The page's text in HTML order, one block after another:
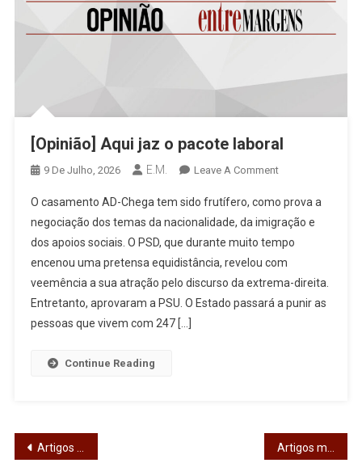
[Opinião] Aqui jaz o pacote laboral
9 De Julho, 2026 E.M. Leave A CommentOn
Aqui
Jaz
O
Pacote
Laboral
O casamento AD-Chega tem sido frutífero, como prova a
negociação dos temas da nacionalidade, da imigração e
dos apoios sociais. O PSD, que durante muito tempo
encenou uma pretensa equidistância, revelou com
veemência a sua atração pelo discurso da extrema-direita.
Entretanto, aprovaram a PSU. O Estado passará a punir as
pessoas que vivem com 247 […]
Continue Reading
Navegação
Artigos mais antigos